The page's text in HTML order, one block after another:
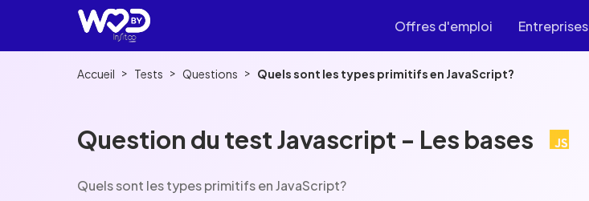
Offres d'emploi Entreprises
Accueil > Tests > Questions > Quels sont les types primitifs en JavaScript?
Question du test Javascript - Les bases
Quels sont les types primitifs en JavaScript?